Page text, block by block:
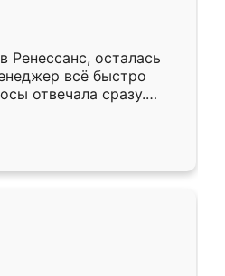
то потребуется из
только здесь.
Ренессанс, осталась
всё быстро
отвечала сразу.
субботу, подошёл к
Собрали
аккуратно, даже